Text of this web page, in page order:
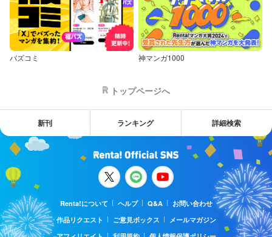
バズコミ 神マンガ1000
トップページへ
新刊 ランキング 詳細検索
Renta!について ヘルプ Q&A
お問い合わせ
作品リクエスト
ご意見ボックス
メールマガジン